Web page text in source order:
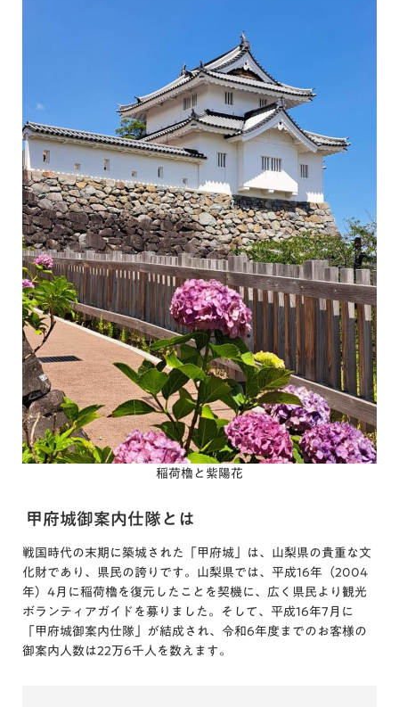
稲荷櫓と紫陽花
甲府城御案内仕隊とは
戦国時代の末期に築城された「甲府城」は、山梨県の貴重な文
化財であり、県民の誇りです。山梨県では、平成16年（2004
年）4月に稲荷櫓を復元したことを契機に、広く県民より観光
ボランティアガイドを募りました。そして、平成16年7月に
「甲府城御案内仕隊」が結成され、令和6年度までのお客様の
御案内人数は22万6千人を数えます。